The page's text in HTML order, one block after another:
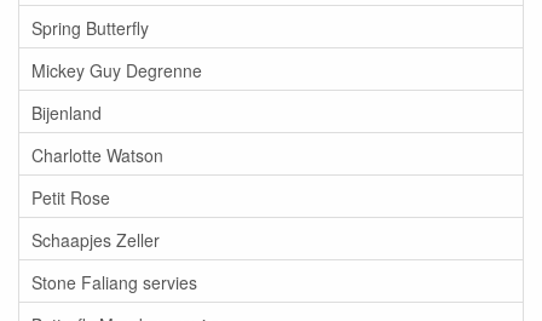
Spring Butterfly
Mickey Guy Degrenne
Bijenland
Charlotte Watson
Petit Rose
Schaapjes Zeller
Stone Faliang servies